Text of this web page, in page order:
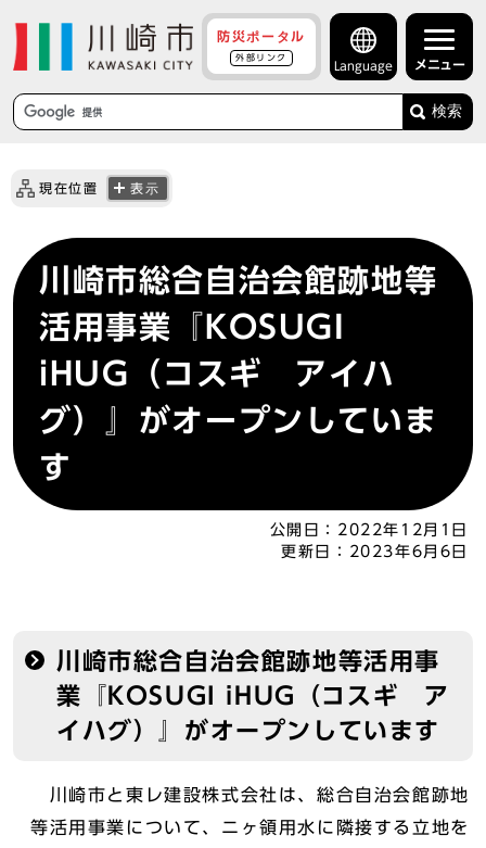
防災ポータル
外部リンク
Language メニュー
検索
現在位置 表示
川崎市総合自治会館跡地等
活用事業『KOSUGI
iHUG（コスギ アイハ
グ）』がオープンしていま
す
公開日： 2022年12月1日
更新日：
2023年6月6日
川崎市総合自治会館跡地等活用事
業『KOSUGI iHUG（コスギ ア
イハグ）』がオープンしています
川崎市と東レ建設株式会社は、総合自治会館跡地
等活用事業について、ニヶ領用⽔に隣接する⽴地を